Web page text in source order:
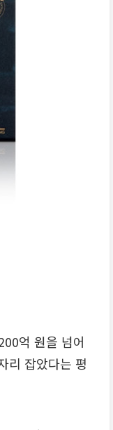
억 원을 넘어
리 잡았다는 평